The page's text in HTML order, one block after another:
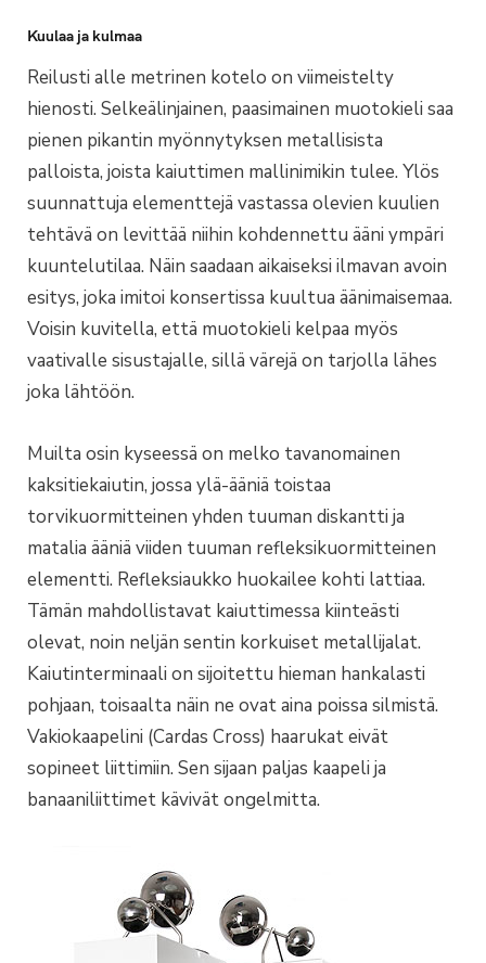
Kuulaa ja kulmaa
Reilusti alle metrinen kotelo on viimeistelty
hienosti. Selkeälinjainen, paasimainen muotokieli saa
pienen pikantin myönnytyksen metallisista
palloista, joista kaiuttimen mallinimikin tulee. Ylös
suunnattuja elementtejä vastassa olevien kuulien
tehtävä on levittää niihin kohdennettu ääni ympäri
kuuntelutilaa. Näin saadaan aikaiseksi ilmavan avoin
esitys, joka imitoi konsertissa kuultua äänimaisemaa.
Voisin kuvitella, että muotokieli kelpaa myös
vaativalle sisustajalle, sillä värejä on tarjolla lähes
joka lähtöön.
Muilta osin kyseessä on melko tavanomainen
kaksitiekaiutin, jossa ylä-ääniä toistaa
torvikuormitteinen yhden tuuman diskantti ja
matalia ääniä viiden tuuman refleksikuormitteinen
elementti. Refleksiaukko huokailee kohti lattiaa.
Tämän mahdollistavat kaiuttimessa kiinteästi
olevat, noin neljän sentin korkuiset metallijalat.
Kaiutinterminaali on sijoitettu hieman hankalasti
pohjaan, toisaalta näin ne ovat aina poissa silmistä.
Vakiokaapelini (Cardas Cross) haarukat eivät
sopineet liittimiin. Sen sijaan paljas kaapeli ja
banaaniliittimet kävivät ongelmitta.